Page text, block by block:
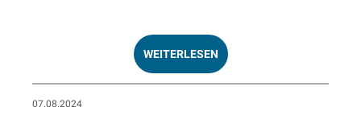
WEITERLESEN
07.08.2024